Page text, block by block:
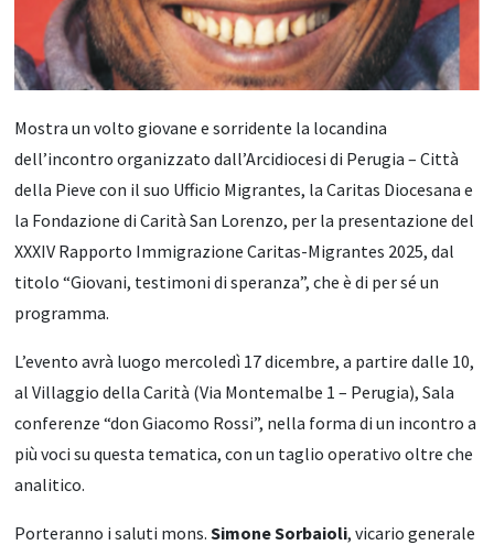
Mostra un volto giovane e sorridente la locandina
dell’incontro organizzato dall’Arcidiocesi di Perugia – Città
della Pieve con il suo Ufficio Migrantes, la Caritas Diocesana e
la Fondazione di Carità San Lorenzo, per la presentazione del
XXXIV Rapporto Immigrazione Caritas-Migrantes 2025, dal
titolo “Giovani, testimoni di speranza”, che è di per sé un
programma.
L’evento avrà luogo mercoledì 17 dicembre, a partire dalle 10,
al Villaggio della Carità (Via Montemalbe 1 – Perugia), Sala
conferenze “don Giacomo Rossi”, nella forma di un incontro a
più voci su questa tematica, con un taglio operativo oltre che
analitico.
Porteranno i saluti mons.Simone Sorbaioli, vicario generale